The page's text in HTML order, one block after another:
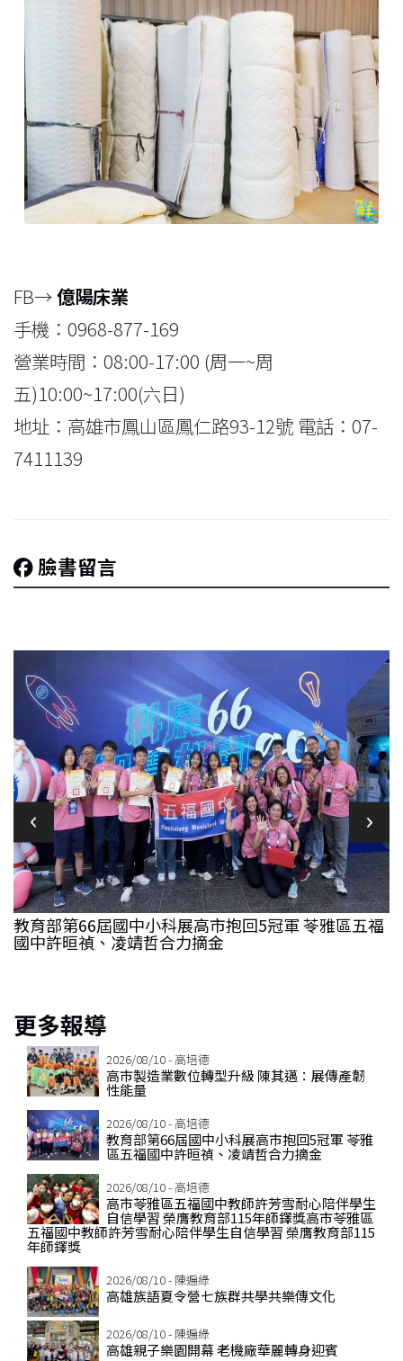
FB→億陽床業
手機：0968-877-169
營業時間：08:00-17:00 (周一~周
五)10:00~17:00(六日)
地址：高雄市鳳山區鳳仁路93-12號 電話：07-
7411139
臉書留言
教育部第66屆國中小科展高市抱回5冠軍 苓雅區五福
國中許晅禎、凌靖哲合力摘金
更多報導
2026/08/10 - 高培德
高市製造業數位轉型升級 陳其邁：展傳產韌
性能量
2026/08/10 - 高培德
教育部第66屆國中小科展高市抱回5冠軍 苓雅
區五福國中許晅禎、凌靖哲合力摘金
2026/08/10 - 高培德
高市苓雅區五福國中教師許芳雪耐心陪伴學生
自信學習 榮膺教育部115年師鐸獎高市苓雅區
五福國中教師許芳雪耐心陪伴學生自信學習 榮膺教育部115
年師鐸獎
2026/08/10 - 陳遍綠
高雄族語夏令營七族群共學共樂傳文化
2026/08/10 - 陳遍綠
高雄親子樂園開幕 老機廠華麗轉身迎賓